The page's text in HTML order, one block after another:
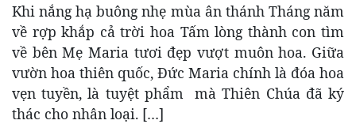
Khi nắng hạ buông nhẹ mùa ân thánh Tháng năm
về rợp khắp cả trời hoa Tấm lòng thành con tìm
về bên Mẹ Maria tươi đẹp vượt muôn hoa. Giữa
vườn hoa thiên quốc, Đức Maria chính là đóa hoa
vẹn tuyền, là tuyệt phẩm mà Thiên Chúa đã ký
thác cho nhân loại. […]